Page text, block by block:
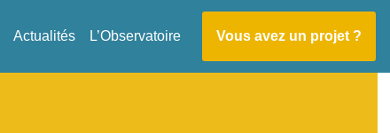
Actualités L’Observatoire Vous avez un projet ?